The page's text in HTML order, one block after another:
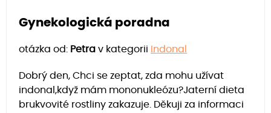
Gynekologická poradna
otázka od: Petra v kategorii Indonal
Dobrý den, Chci se zeptat, zda mohu užívat
indonal,když mám mononukleózu?Jaterní dieta
brukvovité rostliny zakazuje. Děkuji za informaci